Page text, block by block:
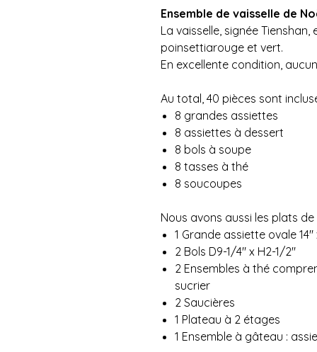
Ensemble de vaisselle de
La vaisselle, signée
poinsettiarouge et vert.
En excellente condition,
Au total, 40 pièces sont
8 grandes assiettes
8 assiettes à dessert
8 bols à soupe
8 tasses à thé
8 soucoupes
Nous avons aussi les plats
1 Grande assiette ovale
2 Bols D9-1/4" x H2-1/2"
2 Ensembles à thé
sucrier
2 Saucières
1 Plateau à 2 étages
1 Ensemble à gâteau :